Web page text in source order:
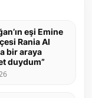
eşi Emine
Rania Al
bir araya
duydum”